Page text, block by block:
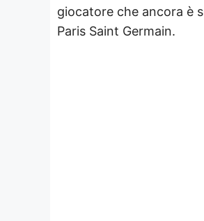
giocatore che ancora è
Paris Saint Germain.